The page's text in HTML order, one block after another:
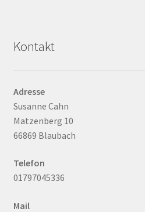
Kontakt
Adresse
Susanne Cahn
Matzenberg 10
66869 Blaubach
Telefon
01797045336
Mail